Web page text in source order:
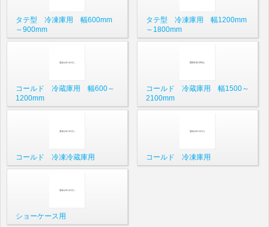
タテ型 冷凍庫用 幅600mm
～900mm
タテ型 冷凍庫用 幅1200mm
～1800mm
コールド 冷蔵庫用 幅600～
1200mm
コールド 冷蔵庫用 幅1500～
2100mm
コールド 冷凍冷蔵庫用 コールド 冷凍庫用
ショーケース用